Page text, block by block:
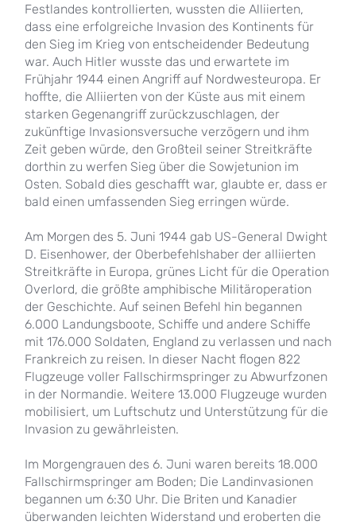
Festlandes kontrollierten, wussten die Alliierten,
dass eine erfolgreiche Invasion des Kontinents für
den Sieg im Krieg von entscheidender Bedeutung
war. Auch Hitler wusste das und erwartete im
Frühjahr 1944 einen Angriff auf Nordwesteuropa. Er
hoffte, die Alliierten von der Küste aus mit einem
starken Gegenangriff zurückzuschlagen, der
zukünftige Invasionsversuche verzögern und ihm
Zeit geben würde, den Großteil seiner Streitkräfte
dorthin zu werfen Sieg über die Sowjetunion im
Osten. Sobald dies geschafft war, glaubte er, dass er
bald einen umfassenden Sieg erringen würde.
Am Morgen des 5. Juni 1944 gab US-General Dwight
D. Eisenhower, der Oberbefehlshaber der alliierten
Streitkräfte in Europa, grünes Licht für die Operation
Overlord, die größte amphibische Militäroperation
der Geschichte. Auf seinen Befehl hin begannen
6.000 Landungsboote, Schiffe und andere Schiffe
mit 176.000 Soldaten, England zu verlassen und nach
Frankreich zu reisen. In dieser Nacht flogen 822
Flugzeuge voller Fallschirmspringer zu Abwurfzonen
in der Normandie. Weitere 13.000 Flugzeuge wurden
mobilisiert, um Luftschutz und Unterstützung für die
Invasion zu gewährleisten.
Im Morgengrauen des 6. Juni waren bereits 18.000
Fallschirmspringer am Boden; Die Landinvasionen
begannen um 6:30 Uhr. Die Briten und Kanadier
überwanden leichten Widerstand und eroberten die